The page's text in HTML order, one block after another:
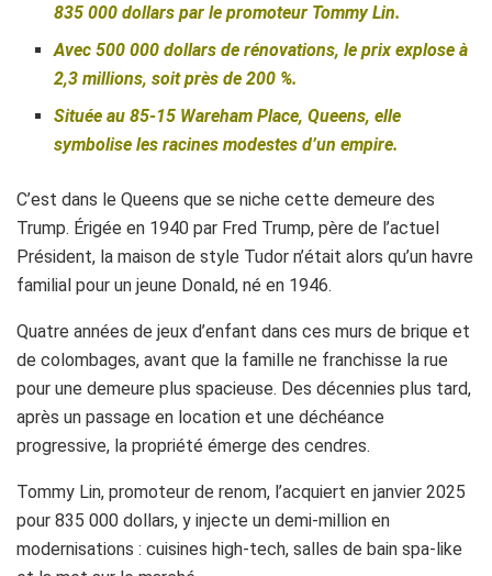
835 000 dollars par le promoteur Tommy Lin.
Avec 500 000 dollars de rénovations, le prix explose à
2,3 millions, soit près de 200 %.
Située au 85-15 Wareham Place, Queens, elle
symbolise les racines modestes d’un empire.
C’est dans le Queens que se niche cette demeure des
Trump. Érigée en 1940 par Fred Trump, père de l’actuel
Président, la maison de style Tudor n’était alors qu’un havre
familial pour un jeune Donald, né en 1946.
Quatre années de jeux d’enfant dans ces murs de brique et
de colombages, avant que la famille ne franchisse la rue
pour une demeure plus spacieuse. Des décennies plus tard,
après un passage en location et une déchéance
progressive, la propriété émerge des cendres.
Tommy Lin, promoteur de renom, l’acquiert en janvier 2025
pour 835 000 dollars, y injecte un demi-million en
modernisations : cuisines high-tech, salles de bain spa-like